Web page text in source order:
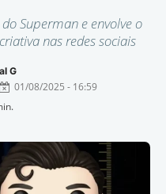
Superman e envolve o
nas redes sociais
G
01/08/2025 - 16:59